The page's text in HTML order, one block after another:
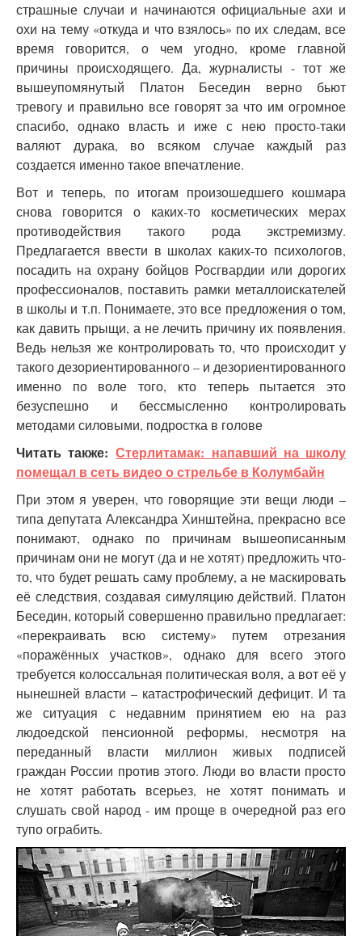
страшные случаи и начинаются официальные ахи и
охи на тему «откуда и что взялось» по их следам, все
время говорится, о чем угодно, кроме главной
причины происходящего. Да, журналисты - тот же
вышеупомянутый Платон Беседин верно бьют
тревогу и правильно все говорят за что им огромное
спасибо, однако власть и иже с нею просто-таки
валяют дурака, во всяком случае каждый раз
создается именно такое впечатление.
Вот и теперь, по итогам произошедшего кошмара
снова говорится о каких-то косметических мерах
противодействия такого рода экстремизму.
Предлагается ввести в школах каких-то психологов,
посадить на охрану бойцов Росгвардии или дорогих
профессионалов, поставить рамки металлоискателей
в школы и т.п. Понимаете, это все предложения о том,
как давить прыщи, а не лечить причину их появления.
Ведь нельзя же контролировать то, что происходит у
такого дезориентированного – и дезориентированного
именно по воле того, кто теперь пытается это
безуспешно и бессмысленно контролировать
методами силовыми, подростка в голове
Читать также:Стерлитамак: напавший на школу
помещал в сеть видео о стрельбе в Колумбайн
При этом я уверен, что говорящие эти вещи люди –
типа депутата Александра Хинштейна, прекрасно все
понимают, однако по причинам вышеописанным
причинам они не могут (да и не хотят) предложить что-
то, что будет решать саму проблему, а не маскировать
её следствия, создавая симуляцию действий. Платон
Беседин, который совершенно правильно предлагает:
«перекраивать всю систему» путем отрезания
«поражённых участков», однако для всего этого
требуется колоссальная политическая воля, а вот её у
нынешней власти – катастрофический дефицит. И та
же ситуация с недавним принятием ею на раз
людоедской пенсионной реформы, несмотря на
переданный власти миллион живых подписей
граждан России против этого. Люди во власти просто
не хотят работать всерьез, не хотят понимать и
слушать свой народ - им проще в очередной раз его
тупо ограбить.